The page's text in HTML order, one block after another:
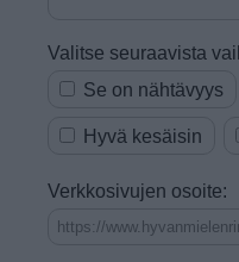
Valitse seuraavista
Se on nähtävyys
Hyvä kesäisin
Verkkosivujen osoite: